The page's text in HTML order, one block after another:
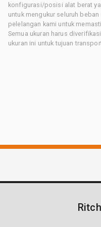
konfigurasi/posisi alat berat
untuk mengukur seluruh
pelelangan kami untuk
Semua ukuran harus
ukuran ini untuk tujuan